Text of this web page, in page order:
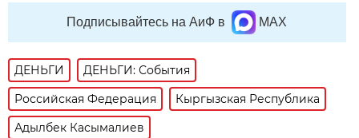
Подписывайтесь на АиФ в MAX
ДЕНЬГИ
ДЕНЬГИ: События
Российская Федерация
Кыргызская Республика
Адылбек Касымалиев